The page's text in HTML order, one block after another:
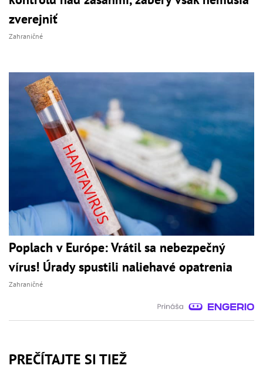
zverejniť
Zahraničné
Poplach v Európe: Vrátil sa nebezpečný
vírus! Úrady spustili naliehavé opatrenia
Zahraničné
PREČÍTAJTE SI TIEŽ